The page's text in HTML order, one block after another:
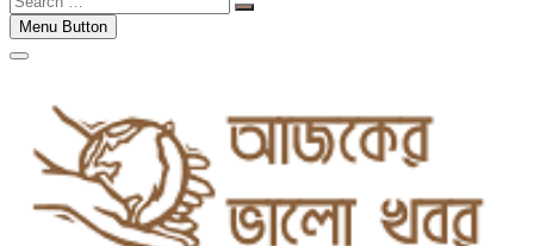
…Menu Button